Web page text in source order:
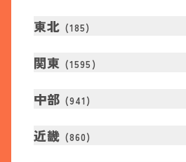
東北 (185)
関東 (1595 )
中部 (941 )
近畿 (860)